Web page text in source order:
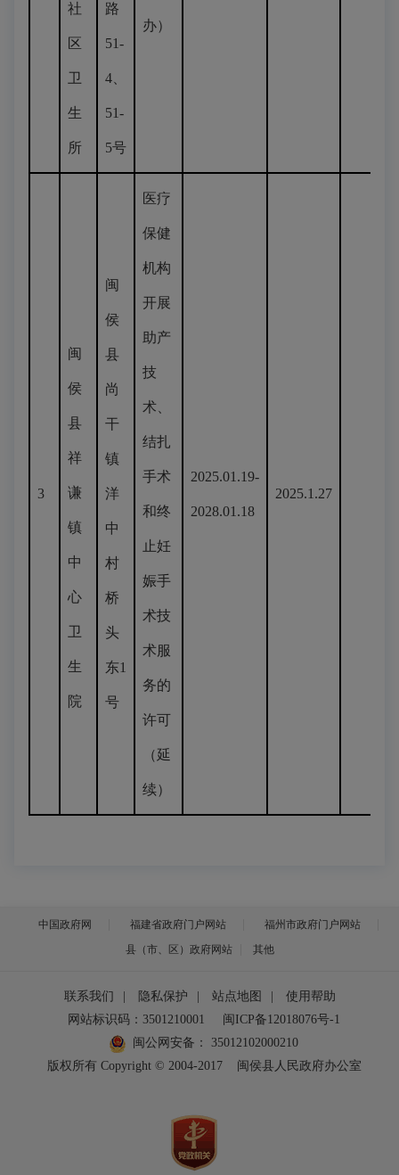
社
区
卫
生
所
路
51-
4、
51-
5号
办）
3
闽
侯
县
祥
谦
镇
中
心
卫
生
院
闽
侯
县
尚
干
镇
洋
中
村
桥
头
东1
号
医疗
保健
机构
开展
助产
技
术、
结扎
手术
和终
止妊
娠手
术技
术服
务的
许可
（延
续）
2025.01.19-
2028.01.18
2025.1.27
中国政府网 福建省政府门户网站
福州市政府门户网站
县（市、区）政府网站
其他
联系我们 隐私保护 站点地图
使用帮助
网站标识码：3501210001
闽ICP备12018076号-1
闽公网安备：
35012102000210
版权所有 Copyright © 2004-2017
闽侯县人民政府办公室